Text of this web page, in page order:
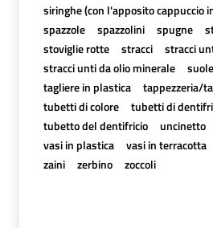
siringhe (con l'apposito cappuccio
spazzole
spazzolini spugne
stoviglie rotte
stracci
stracci
stracci unti da olio minerale
tagliere in plastica
tappezzeria/
tubetti di colore
tubetti di
tubetto del dentifricio
uncinetto
vasi in plastica
vasi in terracotta
zaini
zerbino zoccoli